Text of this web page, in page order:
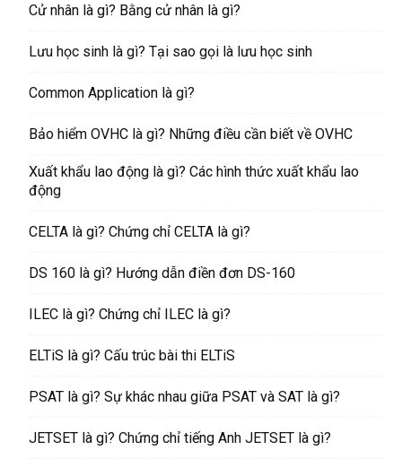
Cử nhân là gì? Bằng cử nhân là gì?
Lưu học sinh là gì? Tại sao gọi là lưu học sinh
Common Application là gì?
Bảo hiểm OVHC là gì? Những điều cần biết về OVHC
Xuất khẩu lao động là gì? Các hình thức xuất khẩu lao
động
CELTA là gì? Chứng chỉ CELTA là gì?
DS 160 là gì? Hướng dẫn điền đơn DS-160
ILEC là gì? Chứng chỉ ILEC là gì?
ELTiS là gì? Cấu trúc bài thi ELTiS
PSAT là gì? Sự khác nhau giữa PSAT và SAT là gì?
JETSET là gì? Chứng chỉ tiếng Anh JETSET là gì?